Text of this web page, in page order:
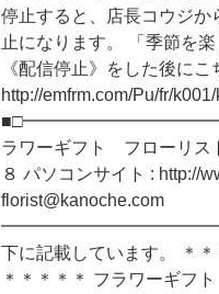
停止すると、店長コウジか
止になります。 「季節を
《配信停止》をした後にこ
http://emfrm.com/Pu/fr/
ラワーギフト フローリ
８ パソコンサイト :
florist@kanoche.com
下に記載しています。 ＊
＊＊＊＊＊ フラワーギフ